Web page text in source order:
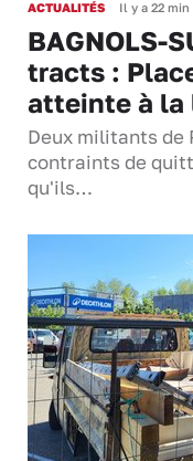
ACTUALITÉS Il y a 22 min
BAGNOLS-
tracts :
atteinte à la
Deux militants de
contraints de
qu'ils…